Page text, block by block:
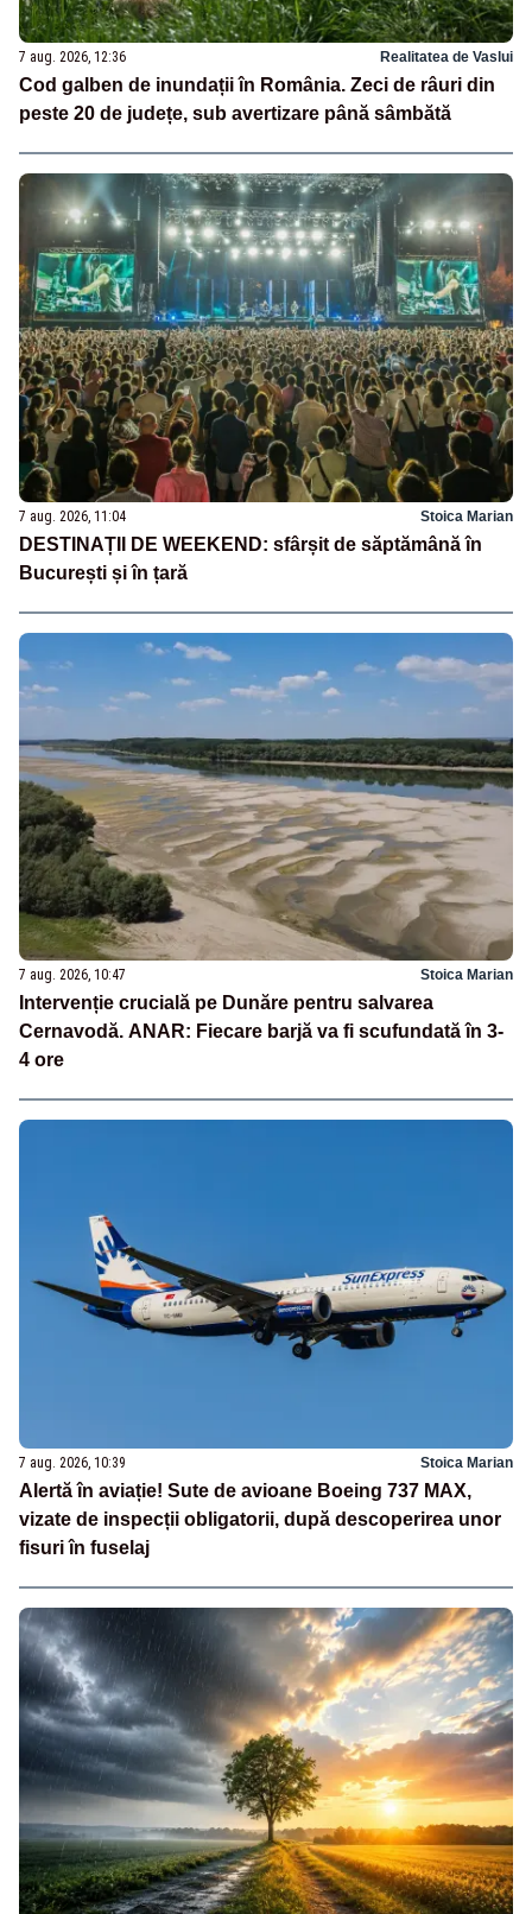
7 aug. 2026, 12:36 Realitatea de Vaslui
Cod galben de inundații în România. Zeci de râuri din
peste 20 de județe, sub avertizare până sâmbătă
7 aug. 2026, 11:04 Stoica Marian
DESTINAȚII DE WEEKEND: sfârșit de săptămână în
București și în țară
7 aug. 2026, 10:47 Stoica Marian
Intervenție crucială pe Dunăre pentru salvarea
Cernavodă. ANAR: Fiecare barjă va fi scufundată în 3-
4 ore
7 aug. 2026, 10:39 Stoica Marian
Alertă în aviație! Sute de avioane Boeing 737 MAX,
vizate de inspecții obligatorii, după descoperirea unor
fisuri în fuselaj